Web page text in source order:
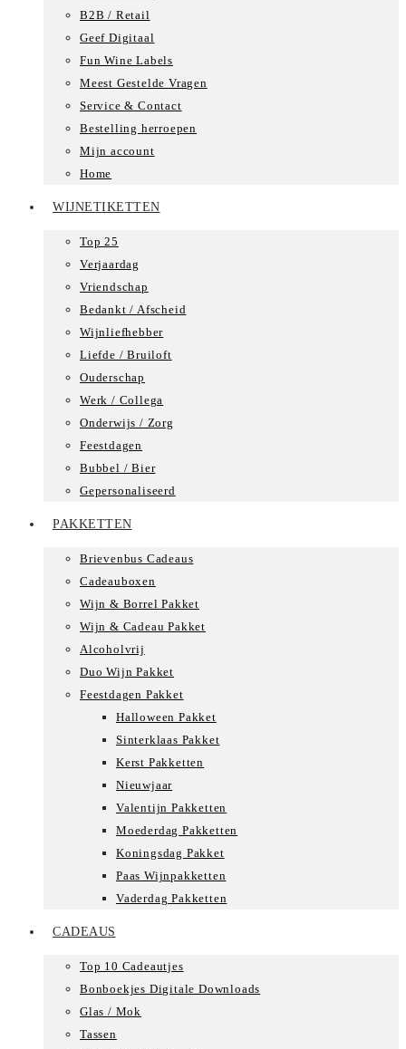
B2B / Retail
Geef Digitaal
Fun Wine Labels
Meest Gestelde Vragen
Service & Contact
Bestelling herroepen
Mijn account
Home
WIJNETIKETTEN
Top 25
Verjaardag
Vriendschap
Bedankt / Afscheid
Wijnliefhebber
Liefde / Bruiloft
Ouderschap
Werk / Collega
Onderwijs / Zorg
Feestdagen
Bubbel / Bier
Gepersonaliseerd
PAKKETTEN
Brievenbus Cadeaus
Cadeauboxen
Wijn & Borrel Pakket
Wijn & Cadeau Pakket
Alcoholvrij
Duo Wijn Pakket
Feestdagen Pakket
Halloween Pakket
Sinterklaas Pakket
Kerst Pakketten
Nieuwjaar
Valentijn Pakketten
Moederdag Pakketten
Koningsdag Pakket
Paas Wijnpakketten
Vaderdag Pakketten
CADEAUS
Top 10 Cadeautjes
Bonboekjes Digitale Downloads
Glas / Mok
Tassen